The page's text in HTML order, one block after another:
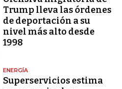
Trump lleva las órdenes
de deportación a su
nivel más alto desde
1998
ENERGÍA
Superservicios estima